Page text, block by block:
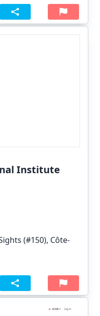
Institute
(#150), Côte-